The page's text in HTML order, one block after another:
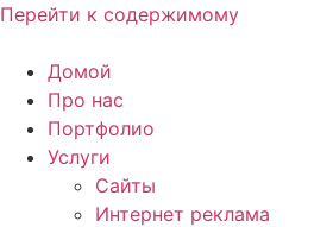
Перейти к содержимому
Домой
Про нас
Портфолио
Услуги
Сайты
Интернет реклама